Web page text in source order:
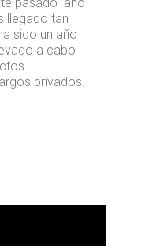
llegado tan
sido un año
a cabo
privados.